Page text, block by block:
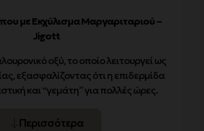
με Εκχύλισμα Μαργαριταριού –
Jigott
οξύ, το οποίο λειτουργεί ως
εξασφαλίζοντας ότι η επιδερμίδα
και “γεμάτη” για πολλές ώρες.
Περισσότερα